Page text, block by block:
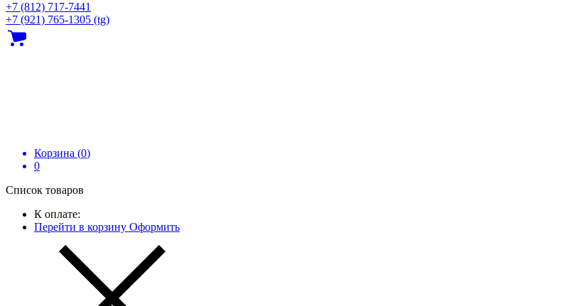
+7 (812) 717‑7441
+7 (921) 765-1305 (tg)
Корзина (0)
0
Список товаров
К оплате:
Перейти в корзину Оформить